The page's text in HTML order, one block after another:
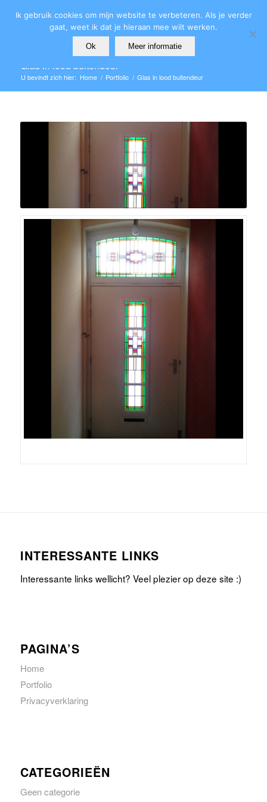
Glas in lood buitendeur
U bevindt zich hier: Home / Portfolio / Glas in lood buitendeur
INTERESSANTE LINKS
Interessante links wellicht? Veel plezier op deze site :)
PAGINA’S
Home
Portfolio
Privacyverklaring
CATEGORIEËN
Geen categorie
Ik gebruik cookies om mijn website te verbeteren. Als je verder
gaat, weet ik dat je hieraan mee wilt werken.
Ok Meer informatie